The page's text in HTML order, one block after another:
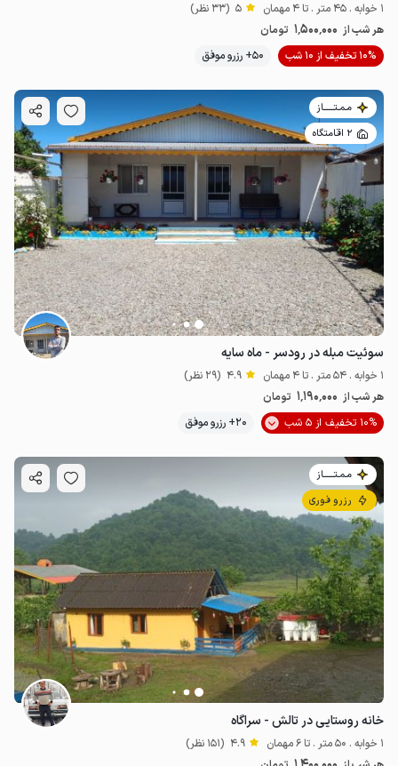
1 خوابه . 45 متر . تا 4 مهمان 5 (33 نظر)
هر شب از 1٬500٬000 تومان
10% تخفیف از 10 شب
50+ رزرو موفق
مـمـتــــــاز
2 اقامتگاه
سوئیت مبله در رودسر - ماه سایه
1 خوابه . 54 متر . تا 4 مهمان 4.9 (29 نظر)
هر شب از 1٬190٬000 تومان
10% تخفیف از 5 شب
20+ رزرو موفق
مـمـتــــــاز
رزرو فوری
خانه روستایی در تالش - سراگاه
1 خوابه . 50 متر . تا 6 مهمان 4.9 (151 نظر)